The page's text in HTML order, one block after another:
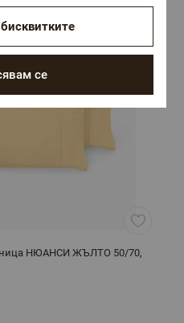
НЮАНСИ ЖЪЛТО 50/70,
се